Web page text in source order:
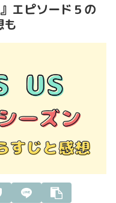
エピソード５の
も